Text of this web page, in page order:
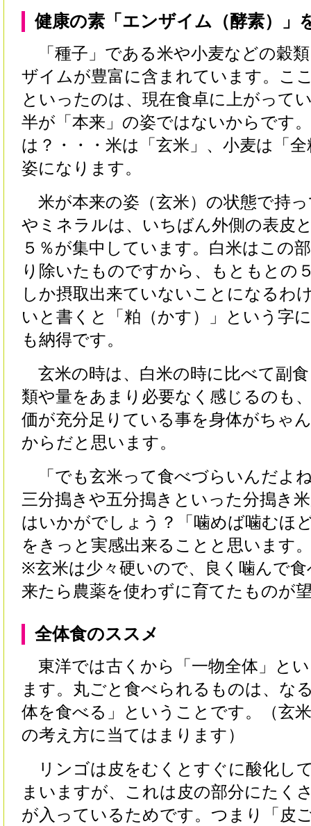
健康の素「エンザイム（酵素）」
「種子」である米や小麦などの穀
ザイムが豊富に含まれています。こ
といったのは、現在食卓に上がって
半が「本来」の姿ではないからです
は？・・・米は「玄米」、小麦は「
姿になります。
米が本来の姿（玄米）の状態で持
やミネラルは、いちばん外側の表皮
５％が集中しています。白米はこの
り除いたものですから、もともとの
しか摂取出来ていないことになるわ
いと書くと「粕（かす）」という字
も納得です。
玄米の時は、白米の時に比べて副
類や量をあまり必要なく感じるのも
価が充分足りている事を身体がちゃ
からだと思います。
「でも玄米って食べづらいんだよ
三分搗きや五分搗きといった分搗き
はいかがでしょう？「噛めば噛むほ
をきっと実感出来ることと思います
※玄米は少々硬いので、良く噛んで
来たら農薬を使わずに育てたものが
全体食のススメ
東洋では古くから「一物全体」と
ます。丸ごと食べられるものは、な
体を食べる」ということです。（玄
の考え方に当てはまります）
リンゴは皮をむくとすぐに酸化し
まいますが、これは皮の部分にたく
が入っているためです。つまり「皮